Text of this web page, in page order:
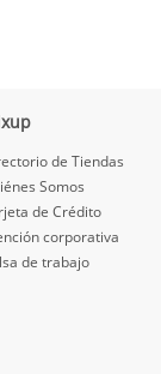
de Tiendas
Somos
de Crédito
corporativa
de trabajo